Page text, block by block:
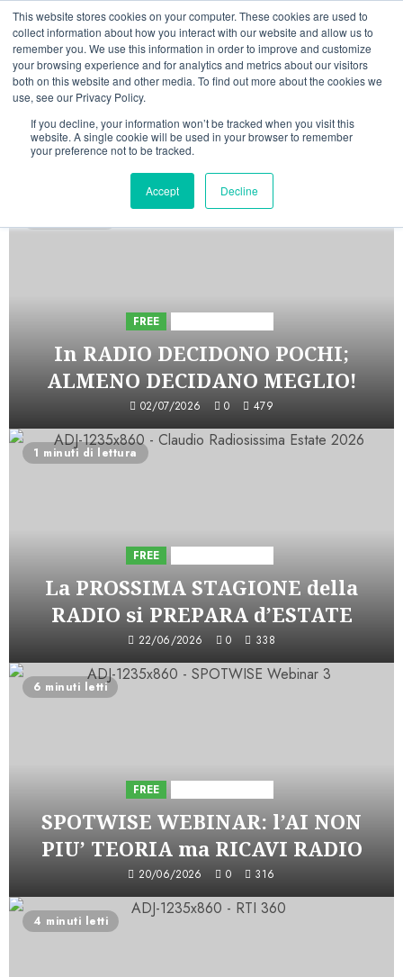
This website stores cookies on your computer. These cookies are used to
collect information about how you interact with our website and allow us to
remember you. We use this information in order to improve and customize
your browsing experience and for analytics and metrics about our visitors
both on this website and other media. To find out more about the cookies we
use, see our Privacy Policy.
If you decline, your information won’t be tracked when you visit this
website. A single cookie will be used in your browser to remember
your preference not to be tracked.
Accept Decline
Vai
contenuto
09/08/202612:43:27
LinkedinFacebook
X TelegramWhatsappMastodon
INIZIATIVE ASTORRI
FREE
In RADIO DECIDONO POCHI;
ALMENO DECIDANO MEGLIO!
02/07/2026 0 479
1 minuti di lettura
FREE
La PROSSIMA STAGIONE della
RADIO si PREPARA d’ESTATE
22/06/2026 0 338
6 minuti letti
FREE
SPOTWISE WEBINAR: l’AI NON
PIU’ TEORIA ma RICAVI RADIO
20/06/2026 0 316
4 minuti letti